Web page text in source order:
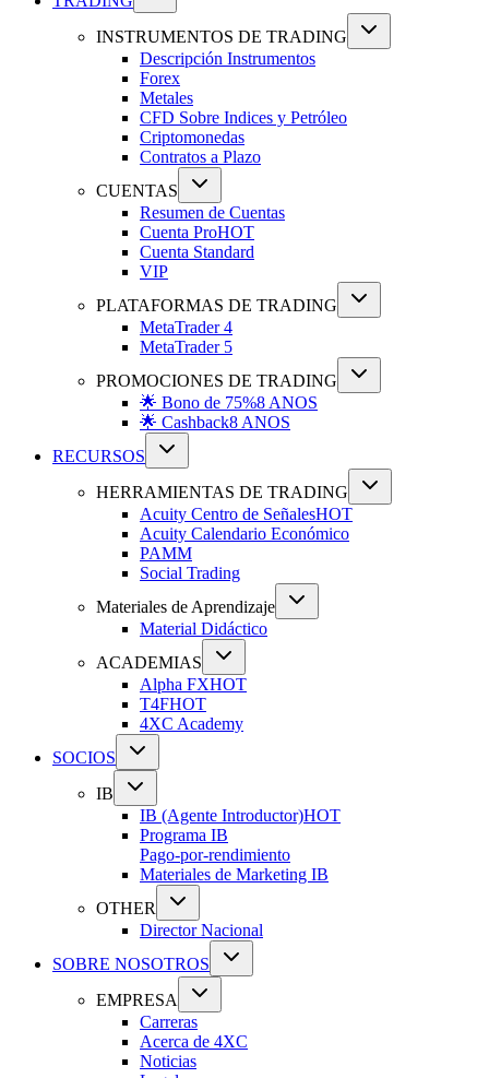
INSTRUMENTOS DE TRADING
Descripción Instrumentos
Forex
Metales
CFD Sobre Indices y Petróleo
Criptomonedas
Contratos a Plazo
CUENTAS
Resumen de Cuentas
Cuenta ProHOT
Cuenta Standard
VIP
PLATAFORMAS DE TRADING
MetaTrader 4
MetaTrader 5
PROMOCIONES DE TRADING
🌟 Bono de 75%8 ANOS
🌟 Cashback8 ANOS
RECURSOS
HERRAMIENTAS DE TRADING
Acuity Centro de SeñalesHOT
Acuity Calendario Económico
PAMM
Social Trading
Materiales de Aprendizaje
Material Didáctico
ACADEMIAS
Alpha FXHOT
T4FHOT
4XC Academy
SOCIOS
IB
IB (Agente Introductor)HOT
Programa IB
Pago-por-rendimiento
Materiales de Marketing IB
OTHER
Director Nacional
SOBRE NOSOTROS
EMPRESA
Carreras
Acerca de 4XC
Noticias